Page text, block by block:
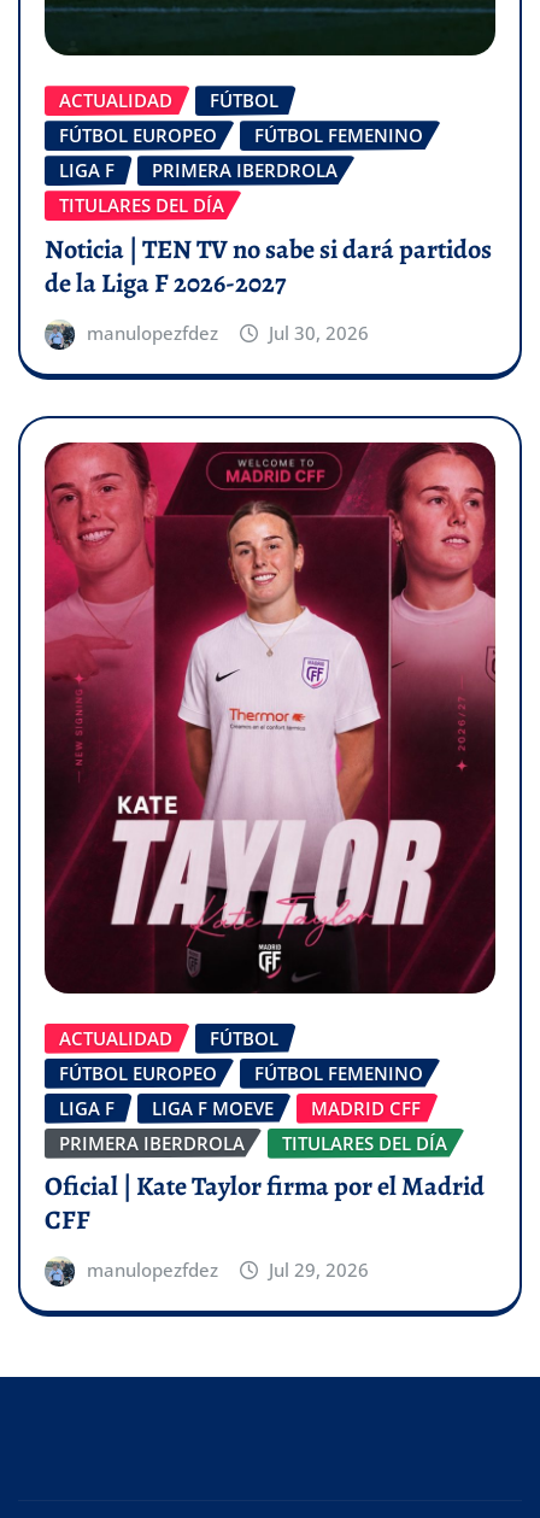
ACTUALIDAD
FÚTBOL
FÚTBOL EUROPEO
FÚTBOL FEMENINO
LIGA F
PRIMERA IBERDROLA
TITULARES DEL DÍA
Noticia | TEN TV no sabe si dará partidos
de la Liga F 2026-2027
manulopezfdez Jul 30, 2026
ACTUALIDAD
FÚTBOL
FÚTBOL EUROPEO
FÚTBOL FEMENINO
LIGA F
LIGA F MOEVE
MADRID CFF
PRIMERA IBERDROLA
TITULARES DEL DÍA
Oficial | Kate Taylor firma por el Madrid
CFF
manulopezfdez Jul 29, 2026